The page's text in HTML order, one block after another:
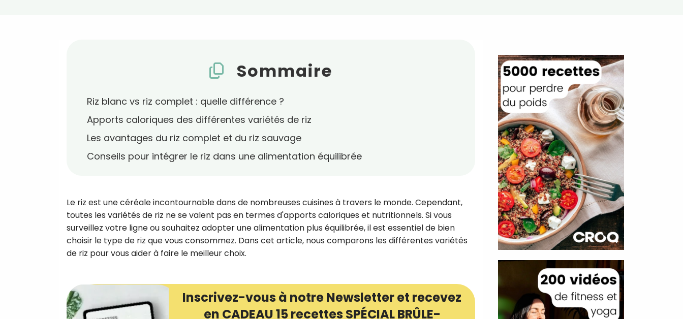
Sommaire
Riz blanc vs riz complet : quelle différence ?
Apports caloriques des différentes variétés de riz
Les avantages du riz complet et du riz sauvage
Conseils pour intégrer le riz dans une alimentation équilibrée
Le riz est une céréale incontournable dans de nombreuses cuisines à travers le monde. Cependant,
toutes les variétés de riz ne se valent pas en termes d'apports caloriques et nutritionnels. Si vous
surveillez votre ligne ou souhaitez adopter une alimentation plus équilibrée, il est essentiel de bien
choisir le type de riz que vous consommez. Dans cet article, nous comparons les différentes variétés
de riz pour vous aider à faire le meilleur choix.
Inscrivez-vous à notre Newsletter et recevez
en CADEAU 15 recettes SPÉCIAL BRÛLE-